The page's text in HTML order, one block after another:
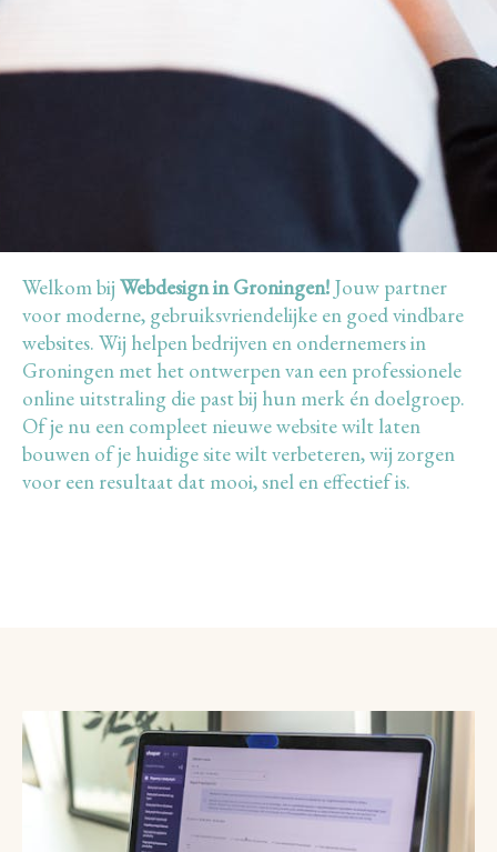
Welkom bij Webdesign in Groningen! Jouw partner
voor moderne, gebruiksvriendelijke en goed vindbare
websites. Wij helpen bedrijven en ondernemers in
Groningen met het ontwerpen van een professionele
online uitstraling die past bij hun merk én doelgroep.
Of je nu een compleet nieuwe website wilt laten
bouwen of je huidige site wilt verbeteren, wij zorgen
voor een resultaat dat mooi, snel en effectief is.